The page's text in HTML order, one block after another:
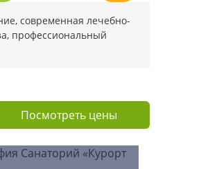
современная лечебно-
профессиональный
Посмотреть цены